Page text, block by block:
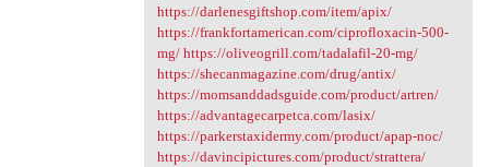
https://darlenesgiftshop.com/item/apix/
https://frankfortamerican.com/ciprofloxacin-500-
mg/ https://oliveogrill.com/tadalafil-20-mg/
https://shecanmagazine.com/drug/antix/
https://momsanddadsguide.com/product/artren/
https://advantagecarpetca.com/lasix/
https://parkerstaxidermy.com/product/apap-noc/
https://davincipictures.com/product/strattera/